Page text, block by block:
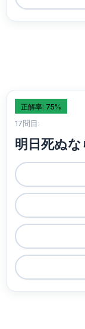
正解率: 75%
17問目:
明日死ぬ